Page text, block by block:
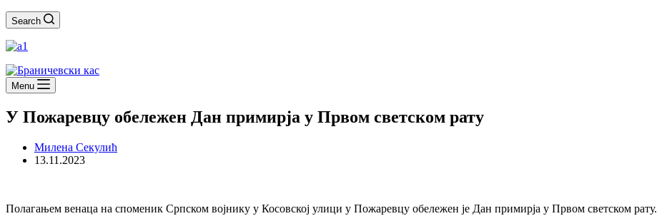
Search
Menu
У Пожаревцу обележен Дан примирја у Првом светском рату
Милена Секулић
13.11.2023
Полагањем венаца на споменик Српском војнику у Косовској улици у Пожаревцу обележен је Дан примирја у Првом светском рату.